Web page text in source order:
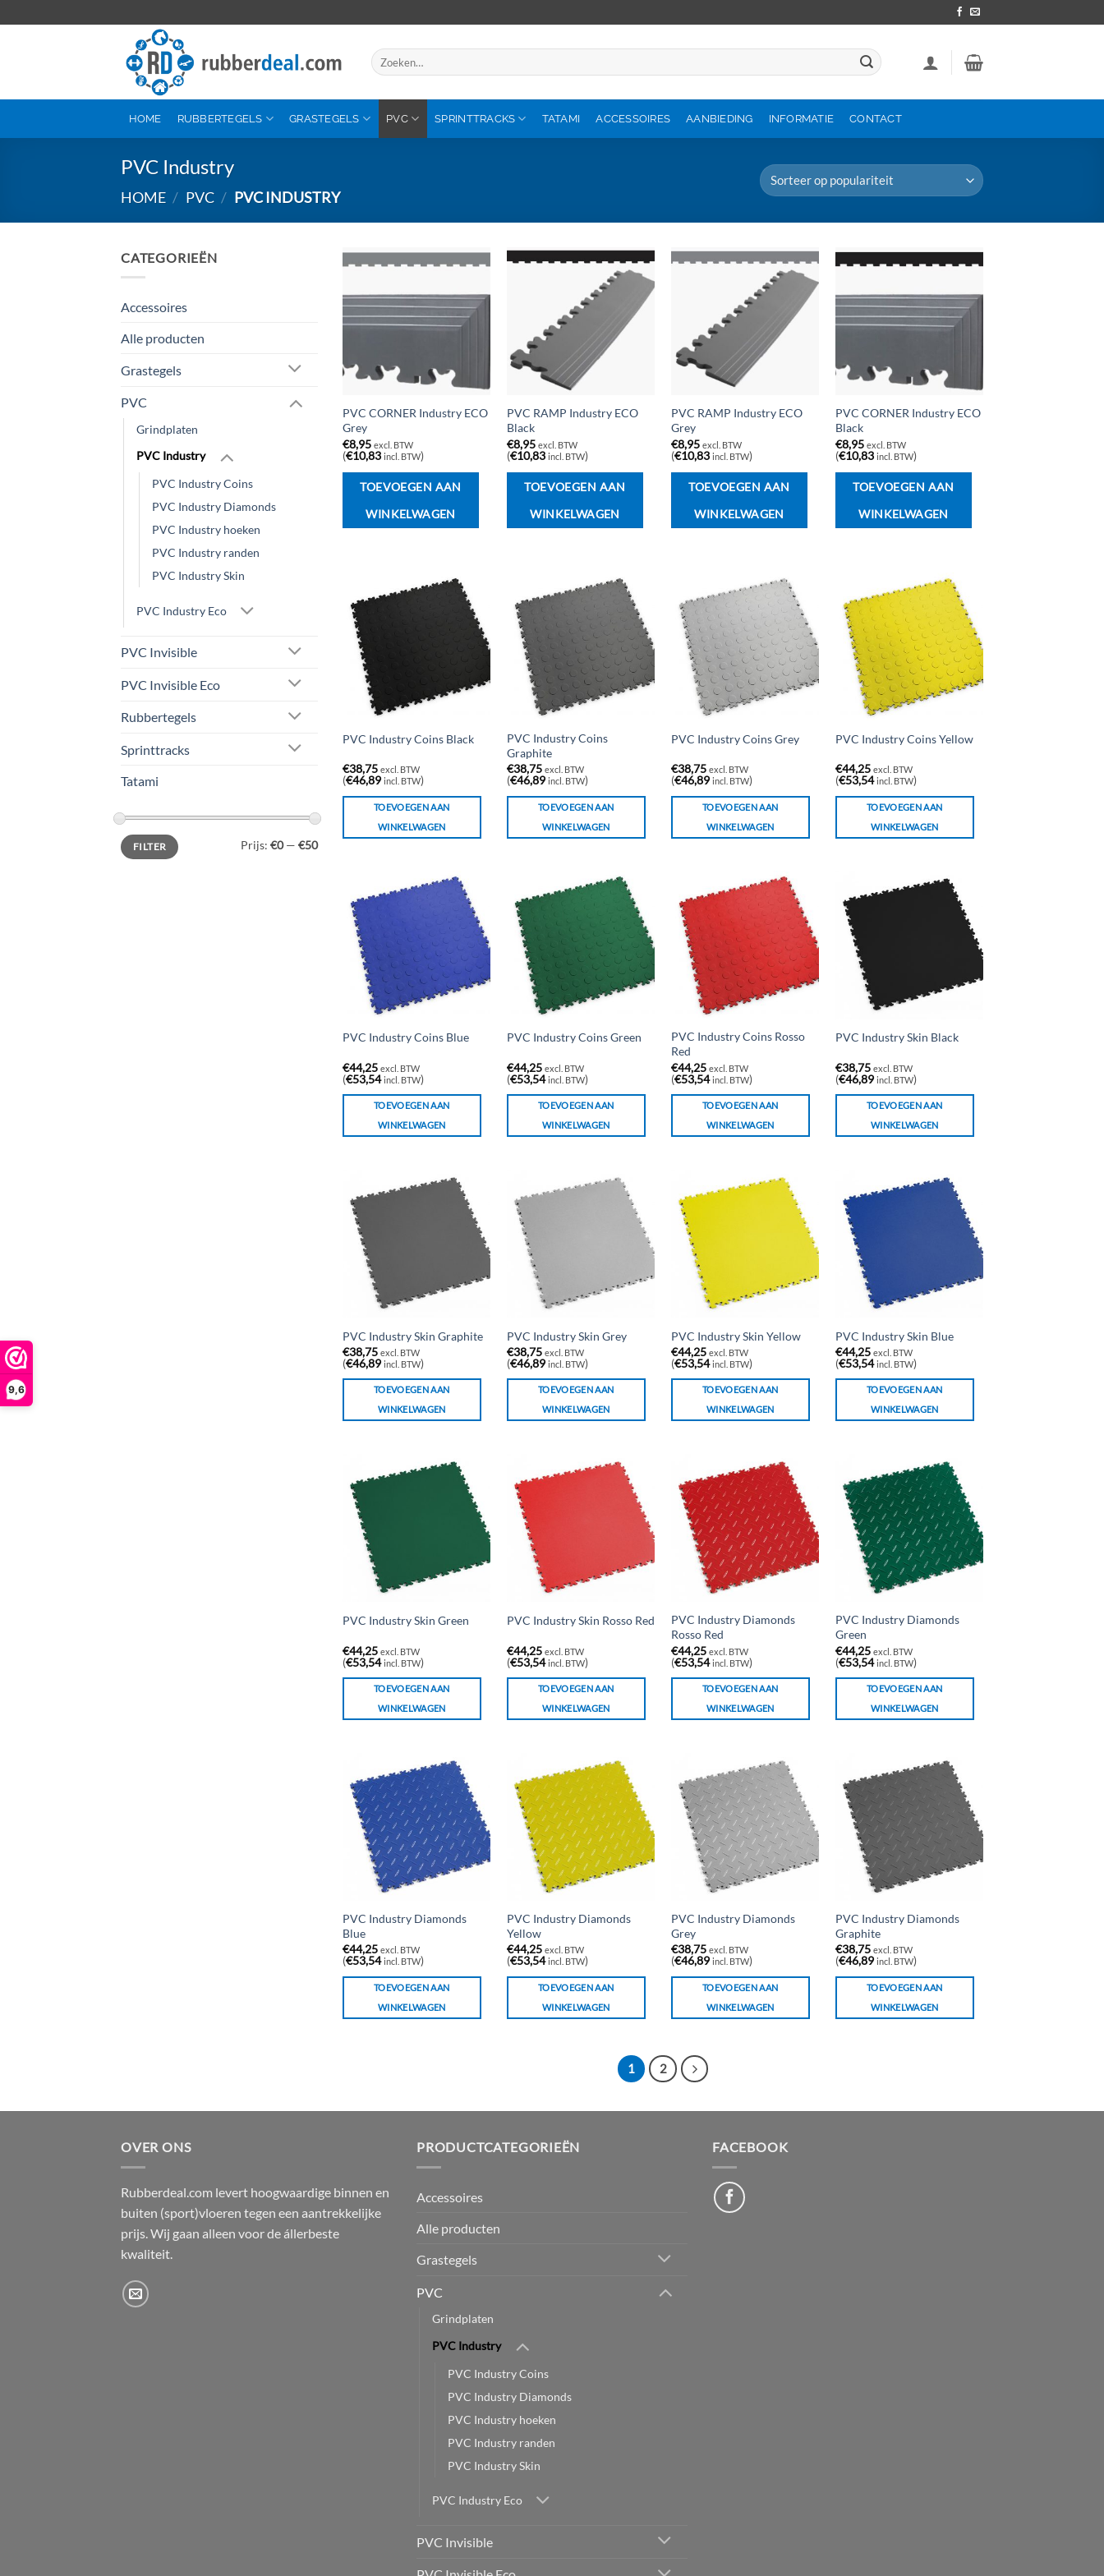
9,6
naar
Zoeken
naar:
HOME RUBBERTEGELS GRASTEGELS PVC SPRINTTRACKS TATAMI ACCESSOIRES AANBIEDING INFORMATIE CONTACT
PVC Industry
HOME / PVC / PVC INDUSTRY
CATEGORIEËN
Accessoires
Alle producten
Grastegels
PVC
Grindplaten
PVC Industry
PVC Industry Coins
PVC Industry Diamonds
PVC Industry hoeken
PVC Industry randen
PVC Industry Skin
PVC Industry Eco
PVC Invisible
PVC Invisible Eco
Rubbertegels
Sprinttracks
Tatami
Min.
prijs
Max.
prijsFILTER Prijs: €0— €50
PVC CORNER Industry ECO
Grey
€8,95 excl. BTW
(€10,83 incl. BTW)
TOEVOEGEN AAN
WINKELWAGEN
PVC RAMP Industry ECO
Black
€8,95 excl. BTW
(€10,83 incl. BTW)
TOEVOEGEN AAN
WINKELWAGEN
PVC RAMP Industry ECO
Grey
€8,95 excl. BTW
(€10,83 incl. BTW)
TOEVOEGEN AAN
WINKELWAGEN
PVC CORNER Industry ECO
Black
€8,95 excl. BTW
(€10,83 incl. BTW)
TOEVOEGEN AAN
WINKELWAGEN
PVC Industry Coins Black
€38,75 excl. BTW
(€46,89 incl. BTW)
TOEVOEGEN AAN
WINKELWAGEN
PVC Industry Coins
Graphite
€38,75 excl. BTW
(€46,89 incl. BTW)
TOEVOEGEN AAN
WINKELWAGEN
PVC Industry Coins Grey
€38,75 excl. BTW
(€46,89 incl. BTW)
TOEVOEGEN AAN
WINKELWAGEN
PVC Industry Coins Yellow
€44,25 excl. BTW
(€53,54 incl. BTW)
TOEVOEGEN AAN
WINKELWAGEN
PVC Industry Coins Blue
€44,25 excl. BTW
(€53,54 incl. BTW)
TOEVOEGEN AAN
WINKELWAGEN
PVC Industry Coins Green
€44,25 excl. BTW
(€53,54 incl. BTW)
TOEVOEGEN AAN
WINKELWAGEN
PVC Industry Coins Rosso
Red
€44,25 excl. BTW
(€53,54 incl. BTW)
TOEVOEGEN AAN
WINKELWAGEN
PVC Industry Skin Black
€38,75 excl. BTW
(€46,89 incl. BTW)
TOEVOEGEN AAN
WINKELWAGEN
PVC Industry Skin Graphite
€38,75 excl. BTW
(€46,89 incl. BTW)
TOEVOEGEN AAN
WINKELWAGEN
PVC Industry Skin Grey
€38,75 excl. BTW
(€46,89 incl. BTW)
TOEVOEGEN AAN
WINKELWAGEN
PVC Industry Skin Yellow
€44,25 excl. BTW
(€53,54 incl. BTW)
TOEVOEGEN AAN
WINKELWAGEN
PVC Industry Skin Blue
€44,25 excl. BTW
(€53,54 incl. BTW)
TOEVOEGEN AAN
WINKELWAGEN
PVC Industry Skin Green
€44,25 excl. BTW
(€53,54 incl. BTW)
TOEVOEGEN AAN
WINKELWAGEN
PVC Industry Skin Rosso Red
€44,25 excl. BTW
(€53,54 incl. BTW)
TOEVOEGEN AAN
WINKELWAGEN
PVC Industry Diamonds
Rosso Red
€44,25 excl. BTW
(€53,54 incl. BTW)
TOEVOEGEN AAN
WINKELWAGEN
PVC Industry Diamonds
Green
€44,25 excl. BTW
(€53,54 incl. BTW)
TOEVOEGEN AAN
WINKELWAGEN
PVC Industry Diamonds
Blue
€44,25 excl. BTW
(€53,54 incl. BTW)
TOEVOEGEN AAN
WINKELWAGEN
PVC Industry Diamonds
Yellow
€44,25 excl. BTW
(€53,54 incl. BTW)
TOEVOEGEN AAN
WINKELWAGEN
PVC Industry Diamonds
Grey
€38,75 excl. BTW
(€46,89 incl. BTW)
TOEVOEGEN AAN
WINKELWAGEN
PVC Industry Diamonds
Graphite
€38,75 excl. BTW
(€46,89 incl. BTW)
TOEVOEGEN AAN
WINKELWAGEN
1 2
OVER ONS
Rubberdeal.com levert hoogwaardige binnen en
buiten (sport)vloeren tegen een aantrekkelijke
prijs. Wij gaan alleen voor de állerbeste
kwaliteit.
PRODUCTCATEGORIEËN
Accessoires
Alle producten
Grastegels
PVC
Grindplaten
PVC Industry
PVC Industry Coins
PVC Industry Diamonds
PVC Industry hoeken
PVC Industry randen
PVC Industry Skin
PVC Industry Eco
PVC Invisible
FACEBOOK